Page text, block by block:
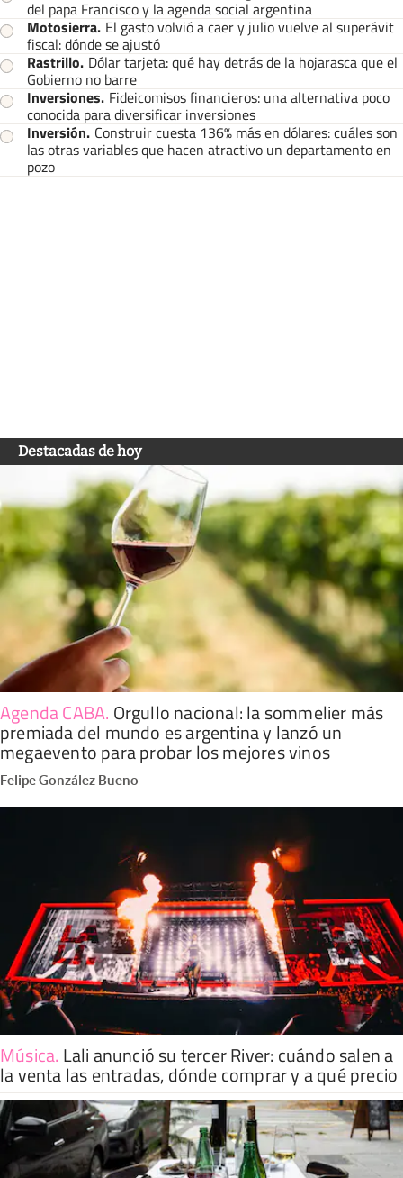
del papa Francisco y la agenda social argentina
Motosierra. El gasto volvió a caer y julio vuelve al superávit
fiscal: dónde se ajustó
Rastrillo. Dólar tarjeta: qué hay detrás de la hojarasca que el
Gobierno no barre
Inversiones. Fideicomisos financieros: una alternativa poco
conocida para diversificar inversiones
Inversión. Construir cuesta 136% más en dólares: cuáles son
las otras variables que hacen atractivo un departamento en
pozo
Destacadas de hoy
Agenda CABA. Orgullo nacional: la sommelier más
premiada del mundo es argentina y lanzó un
megaevento para probar los mejores vinos
Felipe González Bueno
Música. Lali anunció su tercer River: cuándo salen a
la venta las entradas, dónde comprar y a qué precio